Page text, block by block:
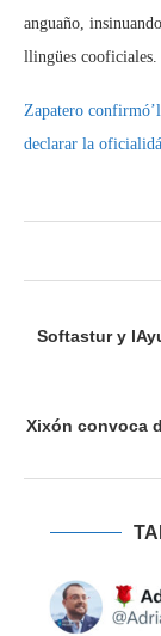
anguaño,
llingües cooficiales.
Zapatero
declarar la oficialidá
Softastur y
Xixón convoca